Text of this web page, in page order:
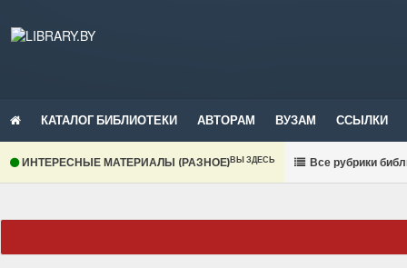
КАТАЛОГ БИБЛИОТЕКИ АВТОРАМ ВУЗАМ ССЫЛКИ
ИНТЕРЕСНЫЕ МАТЕРИАЛЫ (РАЗНОЕ)ВЫ ЗДЕСЬ Все рубрики